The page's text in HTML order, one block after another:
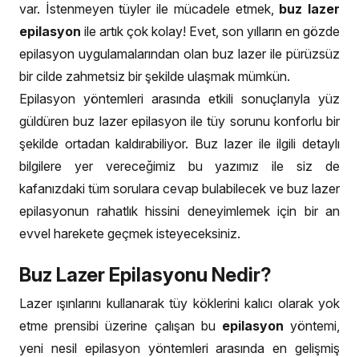
var. İstenmeyen tüyler ile mücadele etmek, buz lazer
epilasyon ile artık çok kolay! Evet, son yılların en gözde
epilasyon uygulamalarından olan buz lazer ile pürüzsüz
bir cilde zahmetsiz bir şekilde ulaşmak mümkün.
Epilasyon yöntemleri arasında etkili sonuçlarıyla yüz
güldüren buz lazer epilasyon ile tüy sorunu konforlu bir
şekilde ortadan kaldırabiliyor. Buz lazer ile ilgili detaylı
bilgilere yer vereceğimiz bu yazımız ile siz de
kafanızdaki tüm sorulara cevap bulabilecek ve buz lazer
epilasyonun rahatlık hissini deneyimlemek için bir an
evvel harekete geçmek isteyeceksiniz.
Buz Lazer Epilasyonu Nedir?
Lazer ışınlarını kullanarak tüy köklerini kalıcı olarak yok
etme prensibi üzerine çalışan bu epilasyon yöntemi,
yeni nesil epilasyon yöntemleri arasında en gelişmiş